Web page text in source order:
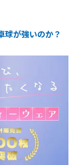
球が強いのか？